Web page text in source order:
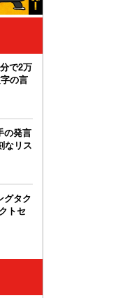
で2万
の言
の発言
なリス
グタク
トセ